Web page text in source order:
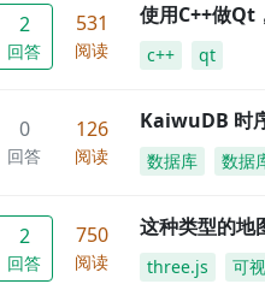
2
回答
531
阅读
使用C++做Qt
c++ qt
0
回答
126
阅读
KaiwuDB 时
数据库 数据
2
回答
750
阅读
这种类型的
three.js 可